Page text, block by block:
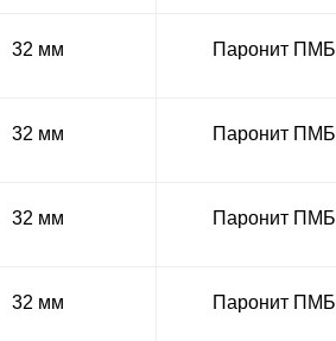
32 мм Паронит ПМБ
32 мм Паронит ПМБ
32 мм Паронит ПМБ
32 мм Паронит ПМБ